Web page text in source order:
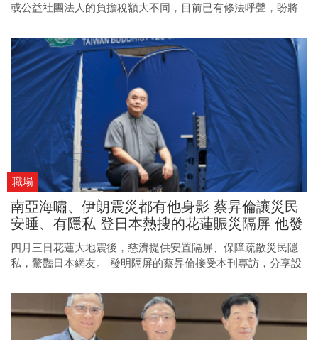
或公益社團法人的負擔稅額大不同，目前已有修法呼聲，盼將
如何劃定？
職場
南亞海嘯、伊朗震災都有他身影 蔡昇倫讓災民
安睡、有隱私 登日本熱搜的花蓮賑災隔屏 他發
明的！
四月三日花蓮大地震後，慈濟提供安置隔屏、保障疏散災民隱
私，驚豔日本網友。 發明隔屏的蔡昇倫接受本刊專訪，分享設